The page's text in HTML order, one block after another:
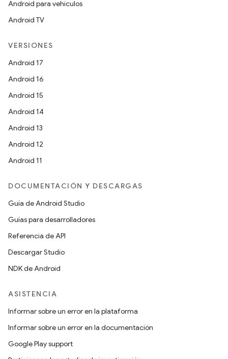
Android para vehículos
Android TV
VERSIONES
Android 17
Android 16
Android 15
Android 14
Android 13
Android 12
Android 11
DOCUMENTACIÓN Y DESCARGAS
Guía de Android Studio
Guías para desarrolladores
Referencia de API
Descargar Studio
NDK de Android
ASISTENCIA
Informar sobre un error en la plataforma
Informar sobre un error en la documentación
Google Play support